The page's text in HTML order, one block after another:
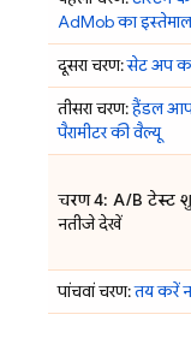
AdMobका
दूसरा चरण:सेट अप
तीसरा चरण:हैंडल
पैरामीटर की वैल्यू
चरण 4: A/B टेस्ट
नतीजे देखें
पांचवां चरण:तय करें